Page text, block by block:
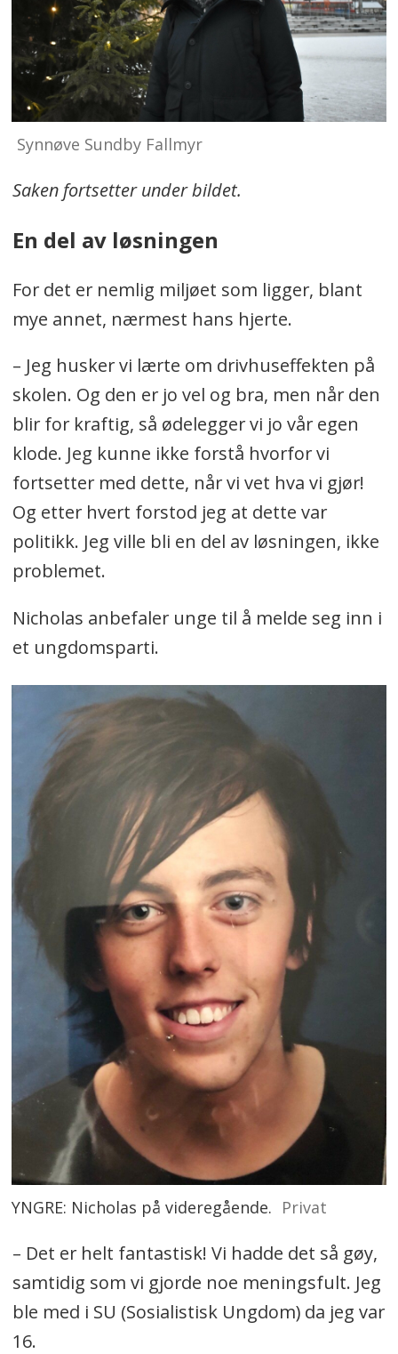
Synnøve Sundby Fallmyr
Saken fortsetter under bildet.
En del av løsningen
For det er nemlig miljøet som ligger, blant
mye annet, nærmest hans hjerte.
– Jeg husker vi lærte om drivhuseffekten på
skolen. Og den er jo vel og bra, men når den
blir for kraftig, så ødelegger vi jo vår egen
klode. Jeg kunne ikke forstå hvorfor vi
fortsetter med dette, når vi vet hva vi gjør!
Og etter hvert forstod jeg at dette var
politikk. Jeg ville bli en del av løsningen, ikke
problemet.
Nicholas anbefaler unge til å melde seg inn i
et ungdomsparti.
YNGRE: Nicholas på videregående. Privat
– Det er helt fantastisk! Vi hadde det så gøy,
samtidig som vi gjorde noe meningsfult. Jeg
ble med i SU (Sosialistisk Ungdom) da jeg var
16.